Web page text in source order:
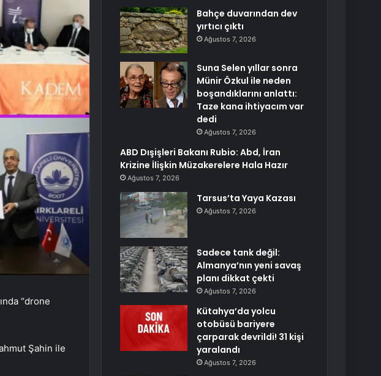
“drone
Şahin ile
Bahçe duvarından dev
yırtıcı çıktı
Ağustos 7, 2026
Suna Selen yıllar sonra
Münir Özkul ile neden
boşandıklarını anlattı:
Taze kana ihtiyacım var
dedi
Ağustos 7, 2026
ABD Dışişleri Bakanı Rubio: Abd, İran
Krizine İlişkin Müzakerelere Hala Hazır
Ağustos 7, 2026
Tarsus’ta Yaya Kazası
Ağustos 7, 2026
Sadece tank değil:
Almanya’nın yeni savaş
planı dikkat çekti
Ağustos 7, 2026
Kütahya’da yolcu
otobüsü bariyere
çarparak devrildi! 31 kişi
yaralandı
Ağustos 7, 2026